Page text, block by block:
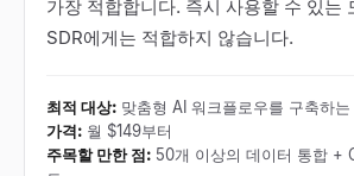
가장 적합합니다. 즉시 사용할 수 있는
SDR에게는 적합하지 않습니다.
최적 대상: 맞춤형 AI 워크플로우를 구축하
가격: 월 $149부터
주목할 만한 점: 50개 이상의 데이터 통합 +